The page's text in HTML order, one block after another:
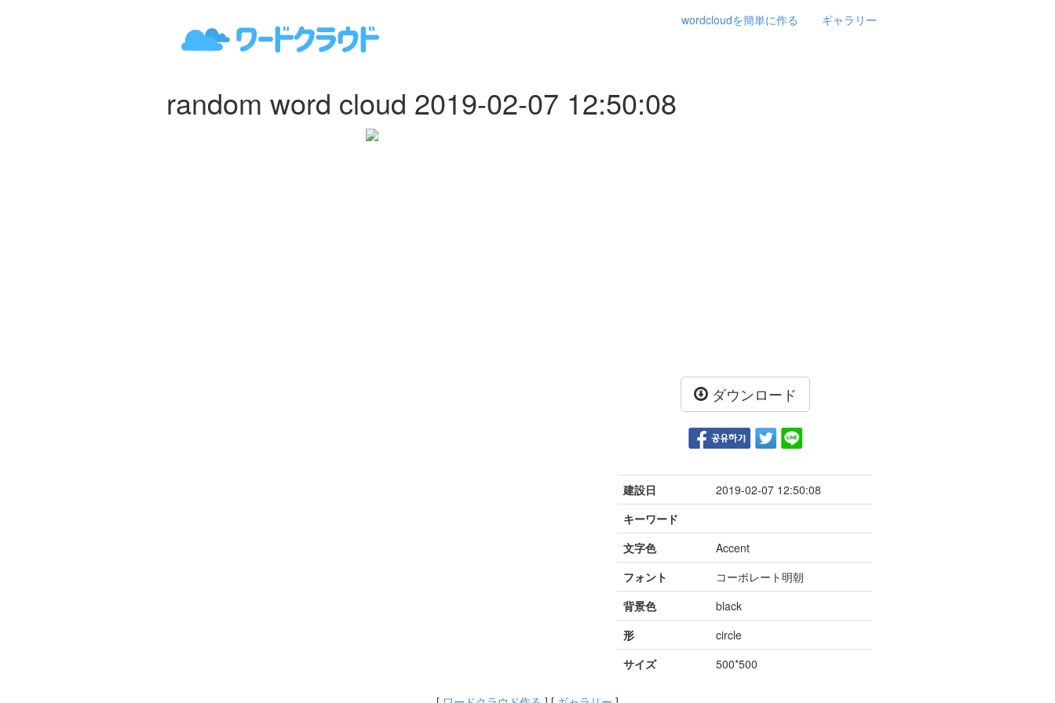
wordcloudを簡単に作る ギャラリー
random word cloud 2019-02-07 12:50:08
ダウンロード
建設日
2019-02-07 12:50:08
キーワード
文字色
Accent
フォント
コーポレート明朝
背景色
black
形
circle
サイズ
500*500